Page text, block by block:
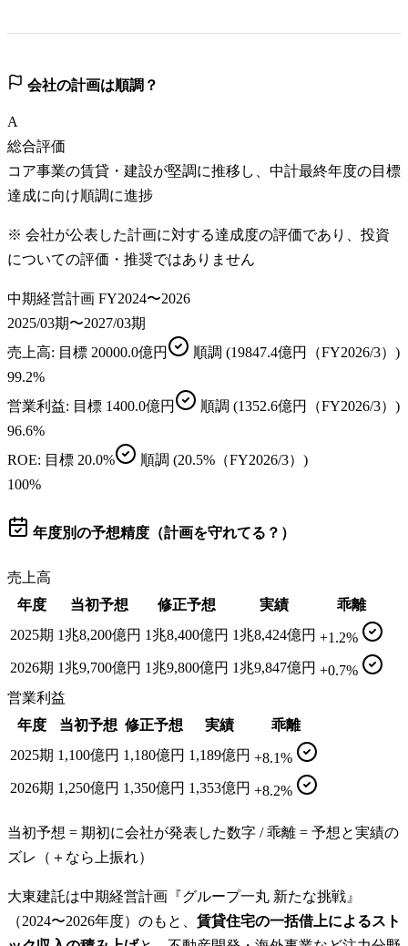
会社の計画は順調？
A
総合評価
コア事業の賃貸・建設が堅調に推移し、中計最終年度の目標
達成に向け順調に進捗
※ 会社が公表した計画に対する達成度の評価であり、投資
についての評価・推奨ではありません
中期経営計画 FY2024〜2026
2025/03期〜2027/03期
売上高: 目標 20000.0億円 順調 (19847.4億円（FY2026/3）)
99.2%
営業利益: 目標 1400.0億円 順調 (1352.6億円（FY2026/3）)
96.6%
ROE: 目標 20.0% 順調 (20.5%（FY2026/3）)
100%
年度別の予想精度（計画を守れてる？）
売上高
年度
当初予想 修正予想 実績
乖離
2025期 1兆8,200億円 1兆8,400億円 1兆8,424億円 +1.2%
2026期 1兆9,700億円 1兆9,800億円 1兆9,847億円 +0.7%
営業利益
年度
当初予想 修正予想 実績
乖離
2025期 1,100億円 1,180億円 1,189億円 +8.1%
2026期 1,250億円 1,350億円 1,353億円 +8.2%
当初予想 = 期初に会社が発表した数字 / 乖離 = 予想と実績の
ズレ（＋なら上振れ）
大東建託は中期経営計画『グループ一丸 新たな挑戦』
（2024〜2026年度）のもと、 賃貸住宅の一括借上によるスト